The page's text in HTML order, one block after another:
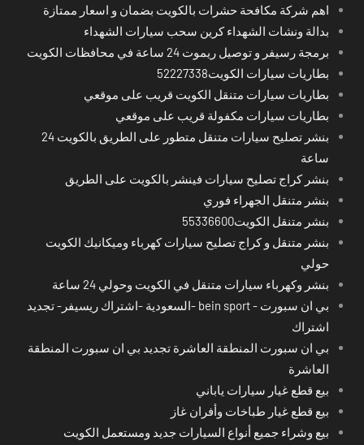
اهم شركة مكافحة حشرات بالكويت بضمان و اسعار ممتازة
بدالة ونشات الشهداء كرين سحب سيارات الشهداء
برمجة رسيفر و توصيل ريموت 24 ساعة في محافظات الكويت
بطاريات سيارات الكويت52227338
بطاريات سيارات متنقل الكويت قريب على موقعي
بطاريات سيارات مكفولة قريب على موقعي
بنشر تصليح سيارات متنقل متطور على الطريق بالكويت 24
ساعة
بنشر كراج تصليح سيارات فينشر بالكويت على الطريق
بنشر متنقل الجهراء فوري
بنشر متنقل الكويت55336600
بنشر متنقل و كراج تصليح سيارات كهرباء وميكانيك الكويت
حولي
بنشر وكهرباء سيارات متنقل في الكويت وحولي 24 ساعة
بي ان سبورت - bein sport -السعودية -اشتراك ريسيفر- تجديد
اشتراك
بي ان سبورت المنطقة العاشرة تجديد بي ان سبورت المنطقة
العاشرة
بيع قطع غيار سيارات ياباني
بيع قطع غيار طباخات وأفران غاز
بيع وشراء جميع أنواع السيارات جديد ومستعمل الكويت